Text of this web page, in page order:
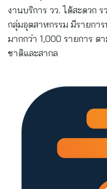
งานบริการ วว. ได้สะดวก
กลุ่มอุตสาหกรรม มีรายกา
มากกว่า 1,000 รายการ ต
ชาติและสากล